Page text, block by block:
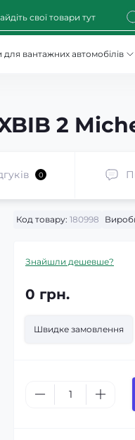
вантажних автомобілів
2
0
Код товару: 180998
Знайшли дешевше?
0 грн.
Швидке замовлення